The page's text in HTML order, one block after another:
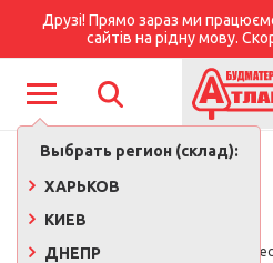
Друзі! Прямо зараз ми
сайтів на рідну мову.
Выбрать регион (склад):
ХАРЬКОВ
КИЕВ
ДНЕПР
Главная
Профиль для